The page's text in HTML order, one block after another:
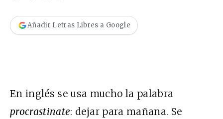
Añadir Letras Libres a Google
En inglés se usa mucho la palabra
procrastinate: dejar para mañana. Se